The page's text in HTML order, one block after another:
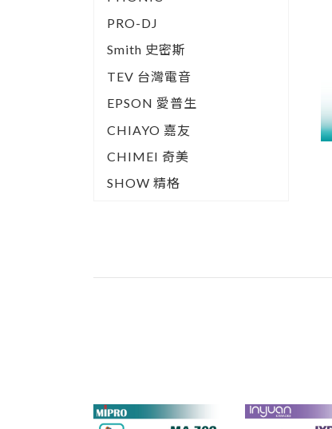
PRO-DJ
Smith 史密斯
TEV 台灣電音
EPSON 愛普生
CHIAYO 嘉友
CHIMEI 奇美
SHOW 精格